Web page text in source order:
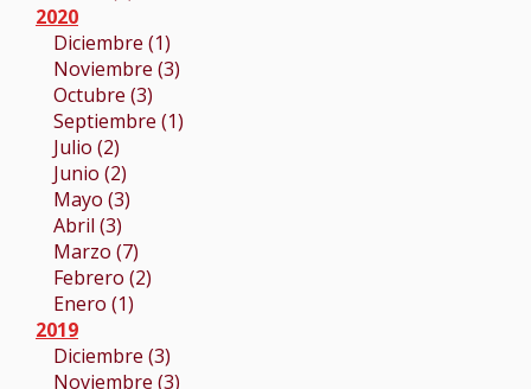
2020
Diciembre (1)
Noviembre (3)
Octubre (3)
Septiembre (1)
Julio (2)
Junio (2)
Mayo (3)
Abril (3)
Marzo (7)
Febrero (2)
Enero (1)
2019
Diciembre (3)
Noviembre (3)